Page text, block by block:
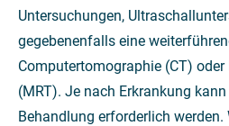
Untersuchungen,
gegebenenfalls eine
Computertomographie (CT)
(MRT). Je nach Erkrankung
Behandlung erforderlich